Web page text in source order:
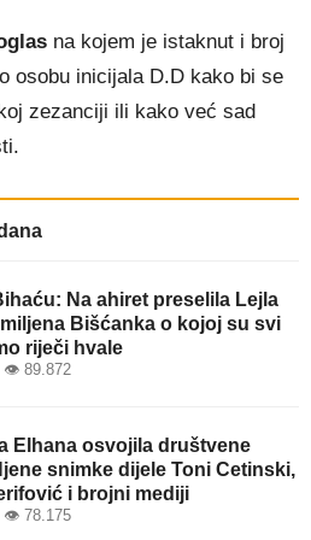
na kojem je istaknut i broj
osobu inicijala D.D kako bi se
zezanciji ili kako već sad
Na ahiret preselila Lejla
Bišćanka o kojoj su svi
riječi hvale
89.872
Elhana osvojila društvene
snimke dijele Toni Cetinski,
i brojni mediji
78.175